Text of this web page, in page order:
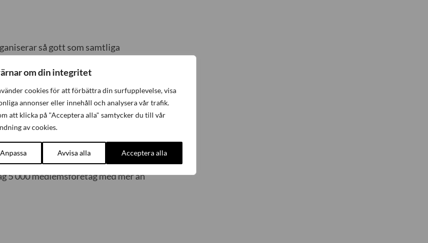
om din integritet
cookies för att förbättra din surfupplevelse, visa
annonser eller innehåll och analysera vår trafik.
att klicka på "Acceptera alla" samtycker du till vår
av cookies.
Anpassa Avvisa alla Acceptera alla
så gott som samtliga
som finansbolag,
samarbetar
har idag 160
och företrädare för arbetsgivare
5 000 medlemsföretag med mer än